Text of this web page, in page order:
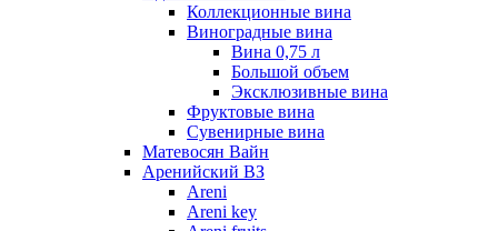
Коллекционные вина
Виноградные вина
Вина 0,75 л
Большой объем
Эксклюзивные вина
Фруктовые вина
Cувенирные вина
Матевосян Вайн
Аренийский ВЗ
Areni
Areni key